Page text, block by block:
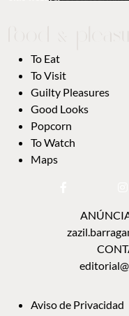
To Eat
To Visit
Guilty Pleasures
Good Looks
Popcorn
To Watch
Maps
Aviso de Privacidad